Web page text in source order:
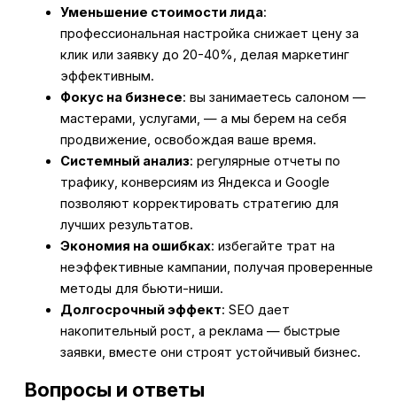
Уменьшение стоимости лида:
профессиональная настройка снижает цену за
клик или заявку до 20-40%, делая маркетинг
эффективным.
Фокус на бизнесе: вы занимаетесь салоном —
мастерами, услугами, — а мы берем на себя
продвижение, освобождая ваше время.
Системный анализ: регулярные отчеты по
трафику, конверсиям из Яндекса и Google
позволяют корректировать стратегию для
лучших результатов.
Экономия на ошибках: избегайте трат на
неэффективные кампании, получая проверенные
методы для бьюти-ниши.
Долгосрочный эффект: SEO дает
накопительный рост, а реклама — быстрые
заявки, вместе они строят устойчивый бизнес.
Вопросы и ответы